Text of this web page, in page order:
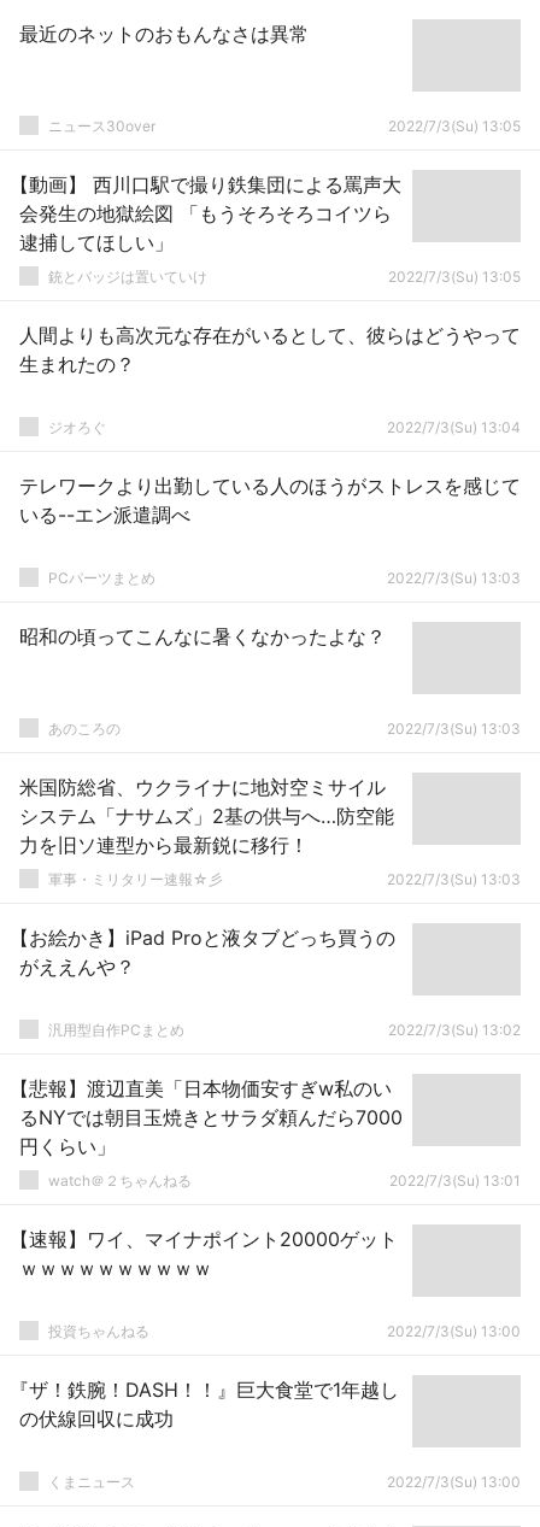
最近のネットのおもんなさは異常
ニュース30over 2022/7/3(Su) 13:05
【動画】 西川口駅で撮り鉄集団による罵声大
会発生の地獄絵図 「もうそろそろコイツら
逮捕してほしい」
銃とバッジは置いていけ 2022/7/3(Su) 13:05
人間よりも高次元な存在がいるとして、彼らはどうやって
生まれたの？
ジオろぐ 2022/7/3(Su) 13:04
テレワークより出勤している人のほうがストレスを感じて
いる--エン派遣調べ
PCパーツまとめ 2022/7/3(Su) 13:03
昭和の頃ってこんなに暑くなかったよな？
あのころの 2022/7/3(Su) 13:03
米国防総省、ウクライナに地対空ミサイル
システム「ナサムズ」2基の供与へ…防空能
力を旧ソ連型から最新鋭に移行！
軍事・ミリタリー速報☆彡 2022/7/3(Su) 13:03
【お絵かき】iPad Proと液タブどっち買うの
がええんや？
汎用型自作PCまとめ 2022/7/3(Su) 13:02
【悲報】渡辺直美「日本物価安すぎw私のい
るNYでは朝目玉焼きとサラダ頼んだら7000
円くらい」
watch＠２ちゃんねる 2022/7/3(Su) 13:01
【速報】ワイ、マイナポイント20000ゲット
ｗｗｗｗｗｗｗｗｗｗ
投資ちゃんねる 2022/7/3(Su) 13:00
『ザ！鉄腕！DASH！！』巨大食堂で1年越し
の伏線回収に成功
くまニュース 2022/7/3(Su) 13:00